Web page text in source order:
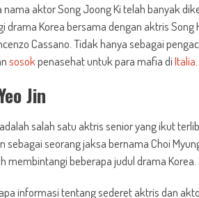
nama aktor Song Joong Ki telah banyak
drama Korea bersama dengan aktris
Cassano. Tidak hanya sebagai
sosokpenasehat untuk para mafia diItalia
Jin
salah satu aktris senior yang ikut
sebagai seorang jaksa bernama Choi
membintangi beberapa judul drama Korea.
informasi tentang sederet aktris dan